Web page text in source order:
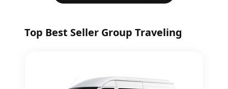
Top Best Seller Group Traveling